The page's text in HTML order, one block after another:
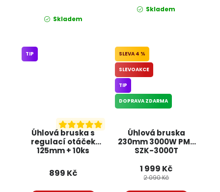
Skladem
Skladem
Úhlová bruska s
regulací otáček
125mm + 10ks
RTSZK0013 RED
TECHNIC
TIP
899 Kč
Úhlová bruska
230mm 3000W PM-
SZK-3000T
4 %
SLEVOAKCE
TIP
DOPRAVA ZDARMA
1 999 Kč
2 090 Kč